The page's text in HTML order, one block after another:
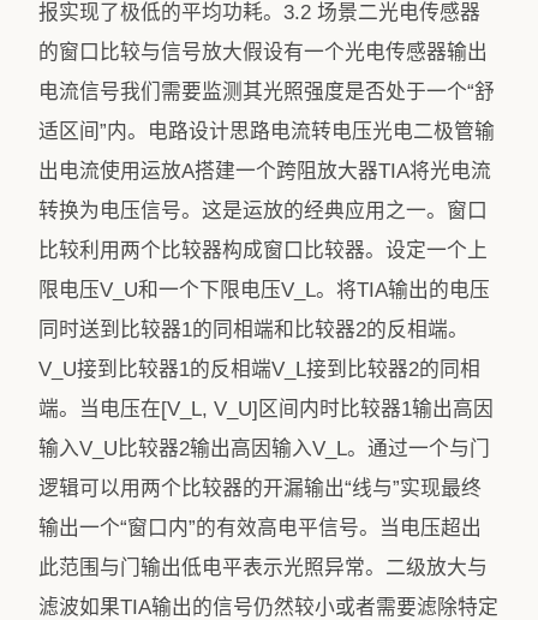
报实现了极低的平均功耗。3.2 场景二光电传感器
的窗口比较与信号放大假设有一个光电传感器输出
电流信号我们需要监测其光照强度是否处于一个“舒
适区间”内。电路设计思路电流转电压光电二极管输
出电流使用运放A搭建一个跨阻放大器TIA将光电流
转换为电压信号。这是运放的经典应用之一。窗口
比较利用两个比较器构成窗口比较器。设定一个上
限电压V_U和一个下限电压V_L。将TIA输出的电压
同时送到比较器1的同相端和比较器2的反相端。
V_U接到比较器1的反相端V_L接到比较器2的同相
端。当电压在[V_L, V_U]区间内时比较器1输出高因
输入V_U比较器2输出高因输入V_L。通过一个与门
逻辑可以用两个比较器的开漏输出“线与”实现最终
输出一个“窗口内”的有效高电平信号。当电压超出
此范围与门输出低电平表示光照异常。二级放大与
滤波如果TIA输出的信号仍然较小或者需要滤除特定